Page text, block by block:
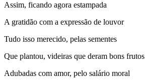
Assim, ficando agora estampada
A gratidão com a expressão de louvor
Tudo isso merecido, pelas sementes
Que plantou, videiras que deram bons frutos
Adubadas com amor, pelo salário moral